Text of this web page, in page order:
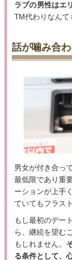
ラブの男性はエ
TM代わりなんて
話が噛み合
男女が付き合っ
最低限であり重
ーションが上手
ていてもフラス
もし最初のデー
ら、継続を望む
もしれません。
る条件として、